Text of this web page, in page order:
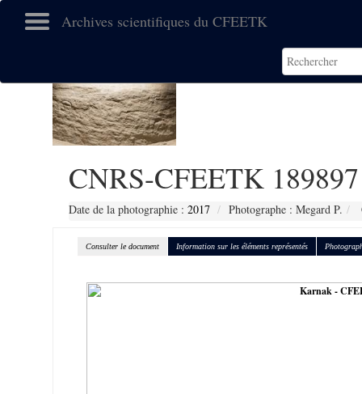
Archives scientifiques du CFEETK
CNRS-CFEETK 189897
Date de la photographie : 2017 Photographe : Megard P.
Consulter le document Information sur les éléments représentés